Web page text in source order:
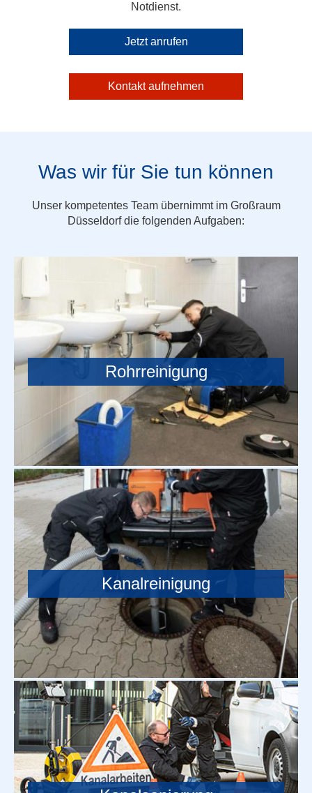
Notdienst.
Jetzt anrufen
Kontakt aufnehmen
Was wir für Sie tun können
Unser kompetentes Team übernimmt im Großraum
Düsseldorf die folgenden Aufgaben:
Rohrreinigung
Kanalreinigung